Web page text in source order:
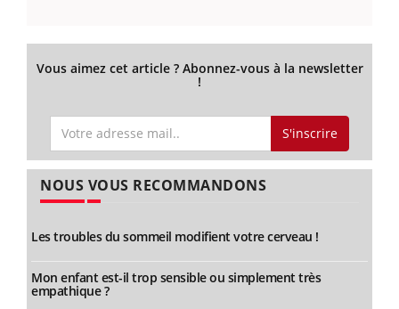
Vous aimez cet article ? Abonnez-vous à la newsletter
!
S'inscrire
NOUS VOUS RECOMMANDONS
Les troubles du sommeil modifient votre cerveau !
Mon enfant est-il trop sensible ou simplement très
empathique ?